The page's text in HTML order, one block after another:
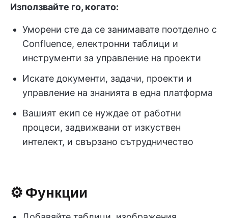
Използвайте го, когато:
Уморени сте да се занимавате поотделно с
Confluence, електронни таблици и
инструменти за управление на проекти
Искате документи, задачи, проекти и
управление на знанията в една платформа
Вашият екип се нуждае от работни
процеси, задвижвани от изкуствен
интелект, и свързано сътрудничество
⚙️ Функции